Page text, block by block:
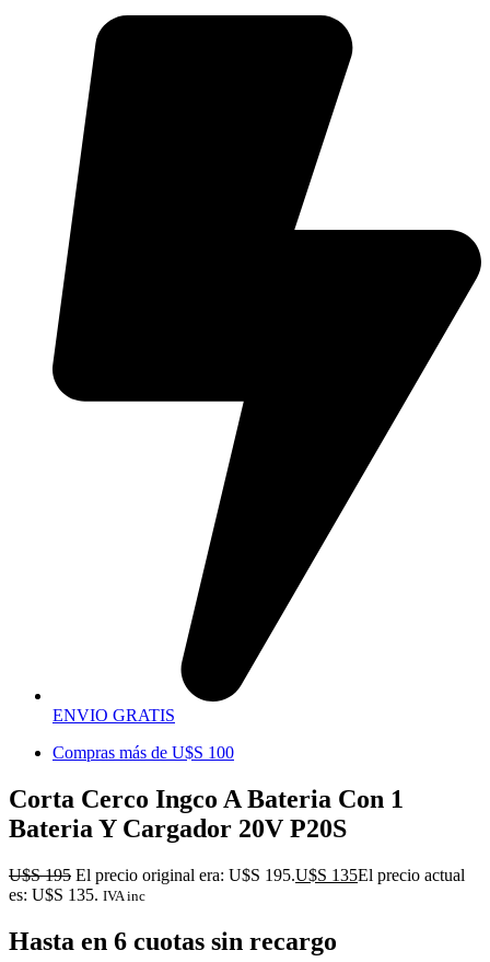
ENVIO GRATIS
Compras más de U$S 100
Corta Cerco Ingco A Bateria Con 1
Bateria Y Cargador 20V P20S
U$S195 El precio original era: U$S 195.U$S 135El precio actual
es: U$S 135. IVA inc
Hasta en 6 cuotas sin recargo